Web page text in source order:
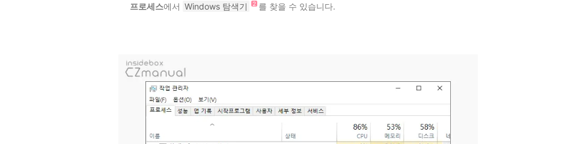
프로세스에서 Windows 탐색기 를 찾을 수 있습니다.